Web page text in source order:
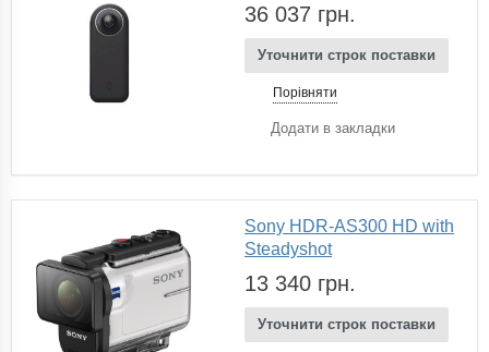
36 037 грн.
Уточнити строк поставки
Порівняти
Додати в закладки
Sony HDR-AS300 HD with
Steadyshot
13 340 грн.
Уточнити строк поставки